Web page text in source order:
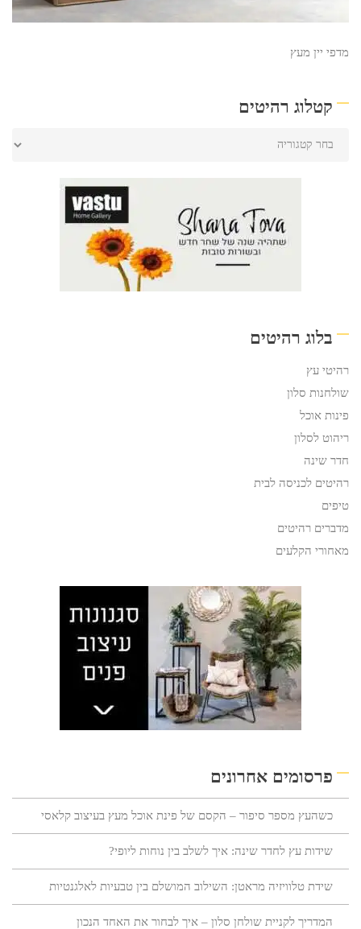
מדפי יין מעץ
קטלוג רהיטים
בלוג רהיטים
רהיטי עץ
שולחנות סלון
פינות אוכל
ריהוט לסלון
חדר שינה
רהיטים לכניסה לבית
טיפים
מדברים רהיטים
מאחורי הקלעים
פרסומים אחרונים
כשהעץ מספר סיפור – הקסם של פינת אוכל מעץ בעיצוב קלאסי
שידות עץ לחדר שינה: איך לשלב בין נוחות ליופי?
שידת טלוויזיה מראטן: השילוב המושלם בין טבעיות לאלגנטיות
המדריך לקניית שולחן סלון – איך לבחור את האחד הנכון